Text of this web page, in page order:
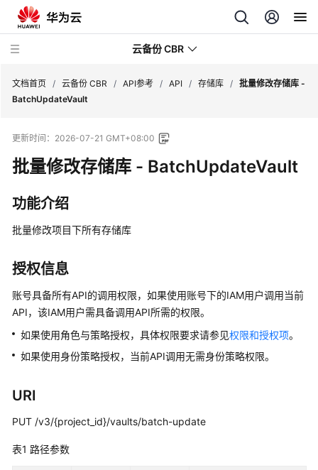
云备份 CBR
新
动
态
服
务
公
品
介
绍
说
快
文档首页 / 云备份 CBR / API参考 / API / 存储库 / 批量修改存储库 -
BatchUpdateVault
更新时间： 2026-07-21 GMT+08:00
批量修改存储库 - BatchUpdateVault
功能介绍
批量修改项目下所有存储库
授权信息
账号具备所有API的调用权限，如果使用账号下的IAM用户调用当前
API，该IAM用户需具备调用API所需的权限。
如果使用角色与策略授权，具体权限要求请参见权限和授权项。
如果使用身份策略授权，当前API调用无需身份策略权限。
URI
PUT /v3/{project_id}/vaults/batch-update
表1 路径参数